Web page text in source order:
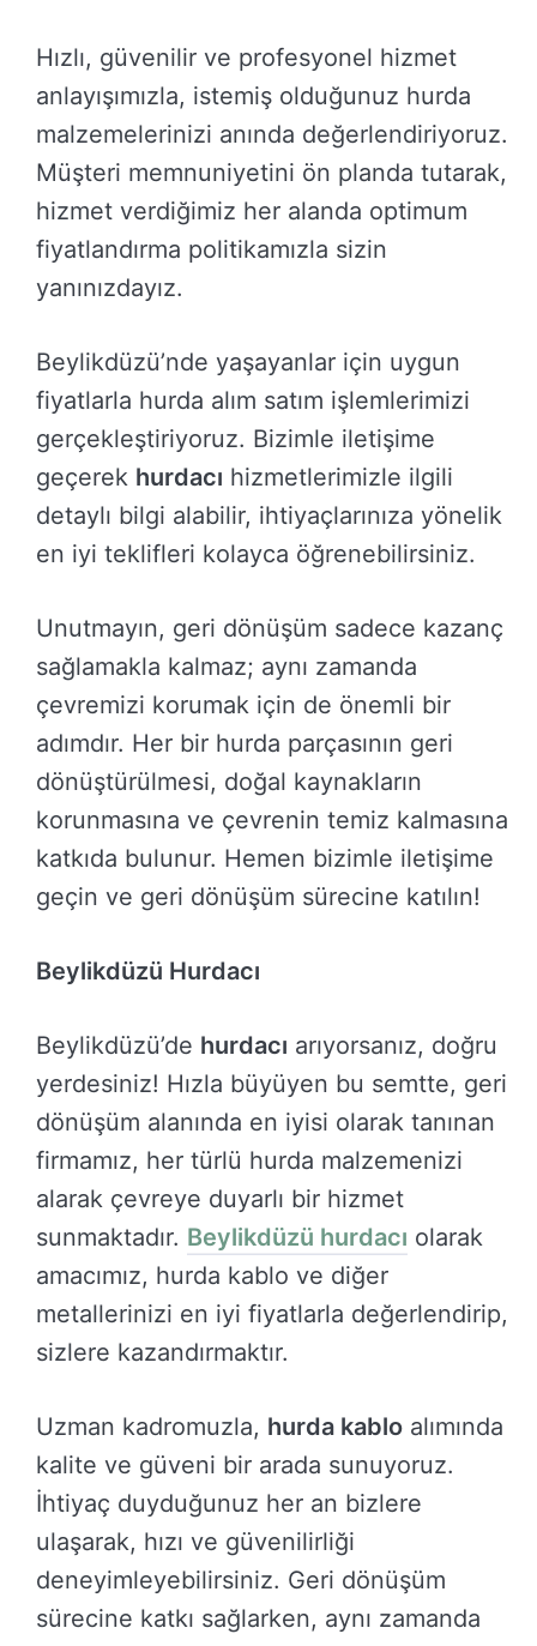
Hızlı, güvenilir ve profesyonel hizmet
anlayışımızla, istemiş olduğunuz hurda
malzemelerinizi anında değerlendiriyoruz.
Müşteri memnuniyetini ön planda tutarak,
hizmet verdiğimiz her alanda optimum
fiyatlandırma politikamızla sizin
yanınızdayız.
Beylikdüzü’nde yaşayanlar için uygun
fiyatlarla hurda alım satım işlemlerimizi
gerçekleştiriyoruz. Bizimle iletişime
geçerek hurdacı hizmetlerimizle ilgili
detaylı bilgi alabilir, ihtiyaçlarınıza yönelik
en iyi teklifleri kolayca öğrenebilirsiniz.
Unutmayın, geri dönüşüm sadece kazanç
sağlamakla kalmaz; aynı zamanda
çevremizi korumak için de önemli bir
adımdır. Her bir hurda parçasının geri
dönüştürülmesi, doğal kaynakların
korunmasına ve çevrenin temiz kalmasına
katkıda bulunur. Hemen bizimle iletişime
geçin ve geri dönüşüm sürecine katılın!
Beylikdüzü Hurdacı
Beylikdüzü’de hurdacı arıyorsanız, doğru
yerdesiniz! Hızla büyüyen bu semtte, geri
dönüşüm alanında en iyisi olarak tanınan
firmamız, her türlü hurda malzemenizi
alarak çevreye duyarlı bir hizmet
sunmaktadır. Beylikdüzü hurdacı olarak
amacımız, hurda kablo ve diğer
metallerinizi en iyi fiyatlarla değerlendirip,
sizlere kazandırmaktır.
Uzman kadromuzla, hurda kablo alımında
kalite ve güveni bir arada sunuyoruz.
İhtiyaç duyduğunuz her an bizlere
ulaşarak, hızı ve güvenilirliği
deneyimleyebilirsiniz. Geri dönüşüm
sürecine katkı sağlarken, aynı zamanda